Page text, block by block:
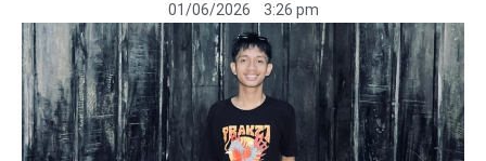
01/06/2026 3:26 pm